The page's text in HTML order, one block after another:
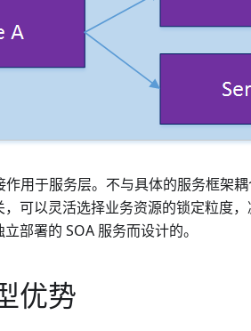
作用于服务层。不与具体的服务框架
可以灵活选择业务资源的锁定粒度
部署的 SOA 服务而设计的。
优势